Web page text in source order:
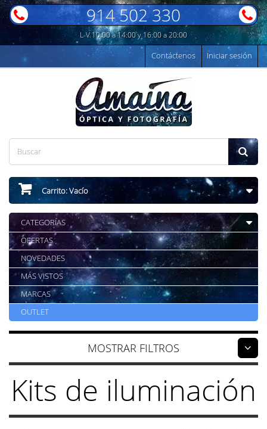
914 502 330
L-V 10:00 a 14:00 y 16:00 a 20:00
Iniciar sesión
Contáctenos
Carrito:Vacío
CATEGORÍAS
OFERTAS
NOVEDADES
MÁS VISTOS
MARCAS
OUTLET
FILTROS
Kits de iluminación